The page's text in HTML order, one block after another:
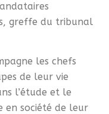
greffe du tribunal
les chefs
de leur vie
l’étude et le
en société de leur